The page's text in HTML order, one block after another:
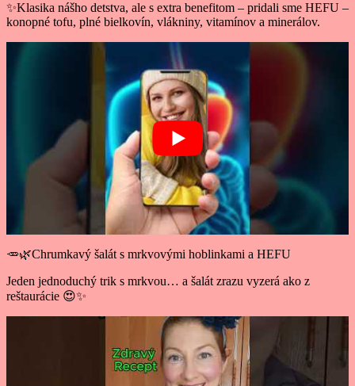
✨Klasika nášho detstva, ale s extra benefitom – pridali sme HEFU –
konopné tofu, plné bielkovín, vlákniny, vitamínov a minerálov.
🥕🌿Chrumkavý šalát s mrkvovými hoblinkami a HEFU
Jeden jednoduchý trik s mrkvou… a šalát zrazu vyzerá ako z
reštaurácie 😍✨